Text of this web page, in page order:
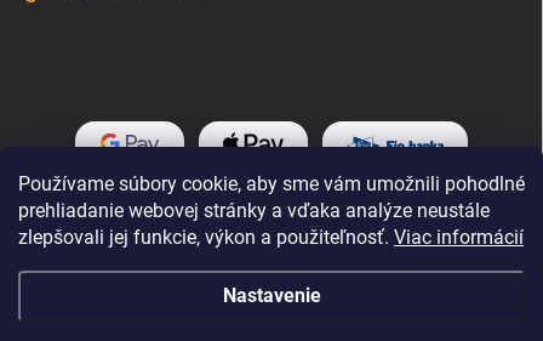
Používame súbory cookie, aby sme vám umožnili pohodlné
prehliadanie webovej stránky a vďaka analýze neustále
zlepšovali jej funkcie, výkon a použiteľnosť. Viac informácií
Nastavenie